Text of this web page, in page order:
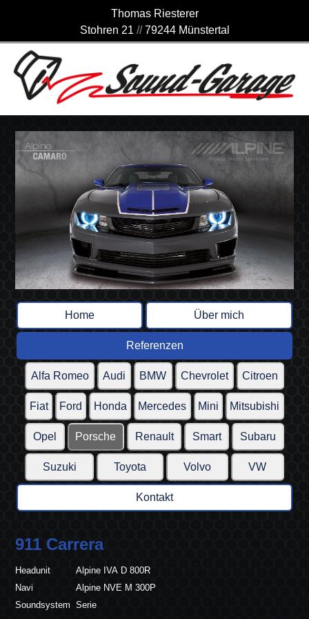
Thomas Riesterer
//
Stohren 21 //79244 Münstertal
Home Über mich
Referenzen
Alfa Romeo Audi BMW Chevrolet Citroen
Fiat Ford Honda Mercedes Mini Mitsubishi
Opel Porsche Renault Smart Subaru
Suzuki Toyota Volvo VW
Kontakt
911 Carrera
Headunit
Alpine IVA D 800R
Navi
Alpine NVE M 300P
SoundsystemSerie